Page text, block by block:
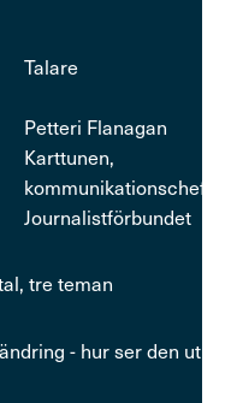
Talare
Petteri Flanagan
Karttunen,
kommunikationschef
Journalistförbundet
tre teman
- hur ser den ut